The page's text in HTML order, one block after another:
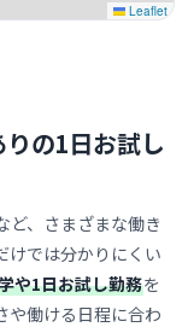
Leaflet
の1日お試し
ど、さまざまな働き
けでは分かりにくい
や1日お試し勤務を
や働ける日程に合わ